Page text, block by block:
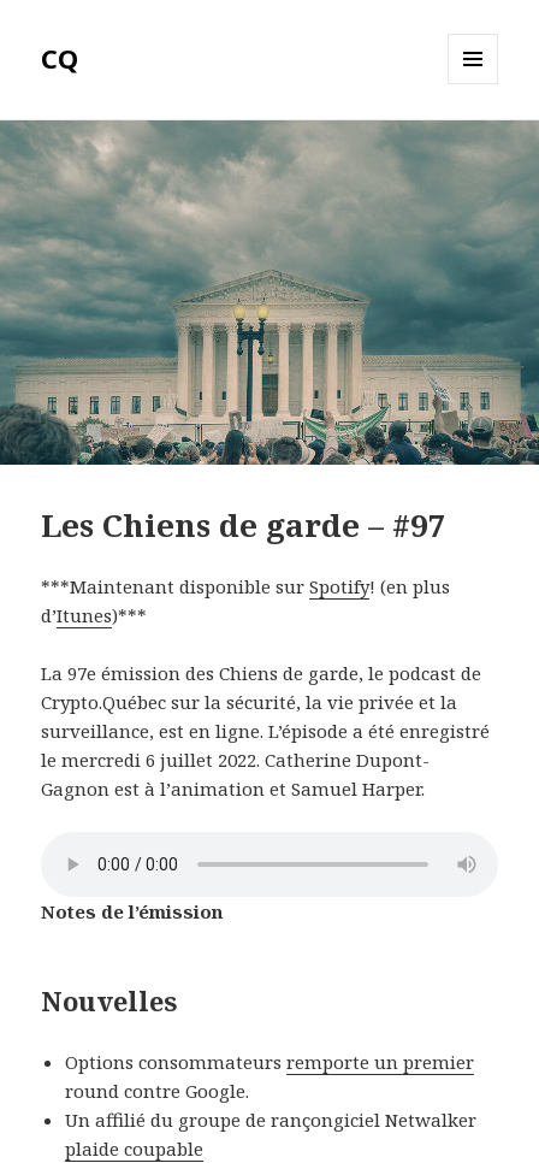
CQ
Les Chiens de garde – #97
***Maintenant disponible surSpotify! (en plus
d’Itunes)***
La 97e émission des Chiens de garde, le podcast de
Crypto.Québec sur la sécurité, la vie privée et la
surveillance, est en ligne. L’épisode a été enregistré
le mercredi 6 juillet 2022. Catherine Dupont-
Gagnon est à l’animation et Samuel Harper.
Notes de l’émission
Nouvelles
Options consommateursremporte un premier
round contre Google.
Un affilié du groupe de rançongiciel Netwalker
plaide coupable